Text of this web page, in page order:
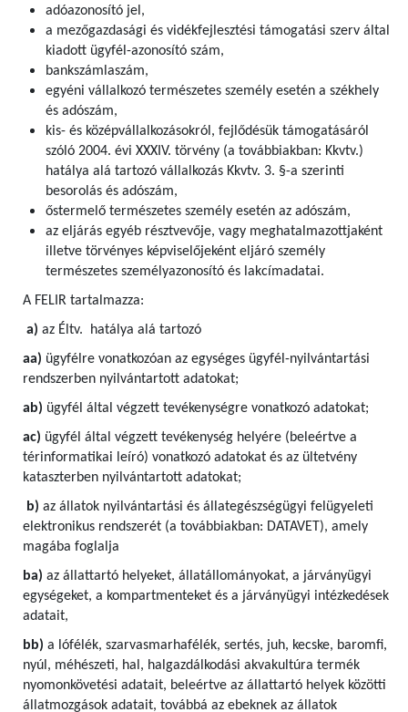
adóazonosító jel,
a mezőgazdasági és vidékfejlesztési támogatási szerv által
kiadott ügyfél-azonosító szám,
bankszámlaszám,
egyéni vállalkozó természetes személy esetén a székhely
és adószám,
kis- és középvállalkozásokról, fejlődésük támogatásáról
szóló 2004. évi XXXIV. törvény (a továbbiakban: Kkvtv.)
hatálya alá tartozó vállalkozás Kkvtv. 3. §-a szerinti
besorolás és adószám,
őstermelő természetes személy esetén az adószám,
az eljárás egyéb résztvevője, vagy meghatalmazottjaként
illetve törvényes képviselőjeként eljáró személy
természetes személyazonosító és lakcímadatai.
A FELIR tartalmazza:
a) az Éltv. hatálya alá tartozó
aa) ügyfélre vonatkozóan az egységes ügyfél-nyilvántartási
rendszerben nyilvántartott adatokat;
ab) ügyfél által végzett tevékenységre vonatkozó adatokat;
ac) ügyfél által végzett tevékenység helyére (beleértve a
térinformatikai leíró) vonatkozó adatokat és az ültetvény
kataszterben nyilvántartott adatokat;
b) az állatok nyilvántartási és állategészségügyi felügyeleti
elektronikus rendszerét (a továbbiakban: DATAVET), amely
magába foglalja
ba) az állattartó helyeket, állatállományokat, a járványügyi
egységeket, a kompartmenteket és a járványügyi intézkedések
adatait,
bb) a lófélék, szarvasmarhafélék, sertés, juh, kecske, baromfi,
nyúl, méhészeti, hal, halgazdálkodási akvakultúra termék
nyomonkövetési adatait, beleértve az állattartó helyek közötti
állatmozgások adatait, továbbá az ebeknek az állatok